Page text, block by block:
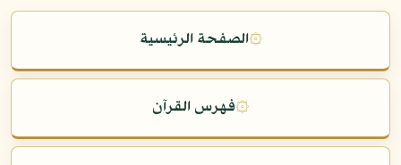
۞الصفحة الرئيسية
۞فهرس القرآن